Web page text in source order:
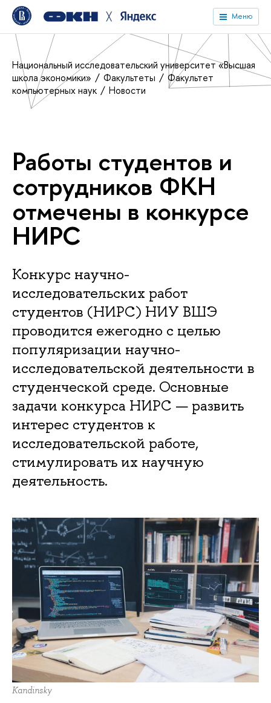
╳ Меню
Национальный исследовательский университет «Высшая
школа экономики»
Факультеты
Факультет
компьютерных наук
Новости
Работы студентов и
сотрудников ФКН
отмечены в конкурсе
НИРС
Конкурс научно-
исследовательских работ
студентов (НИРС) НИУ ВШЭ
проводится ежегодно с целью
популяризации научно-
исследовательской деятельности в
студенческой среде. Основные
задачи конкурса НИРС — развить
интерес студентов к
исследовательской работе,
стимулировать их научную
деятельность.
Kandinsky